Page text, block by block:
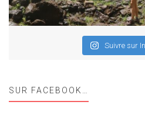
Suivre sur
SUR FACEBOOK…